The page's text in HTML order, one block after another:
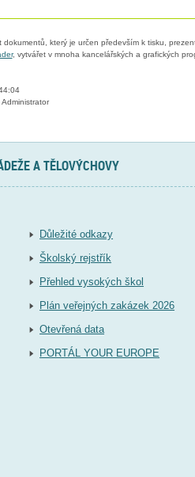
který je určen především k tisku,
, vytvářet v mnoha kancelářských a grafických
A TĚLOVÝCHOVY
Důležité odkazy
Školský rejstřík
Přehled vysokých škol
Plán veřejných zakázek 2026
Otevřená data
PORTÁL YOUR EUROPE